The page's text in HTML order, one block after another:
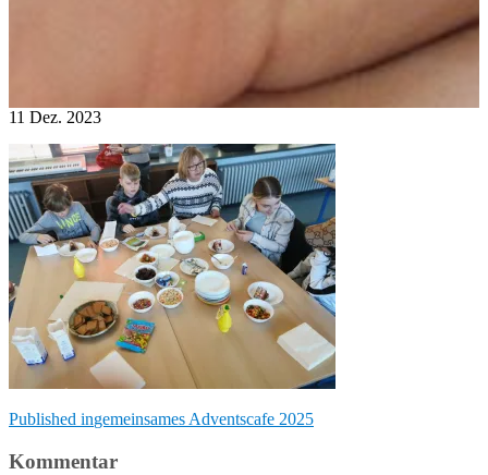
11 Dez. 2023
Beitragsnavigation
Published ingemeinsames Adventscafe 2025
Kommentar